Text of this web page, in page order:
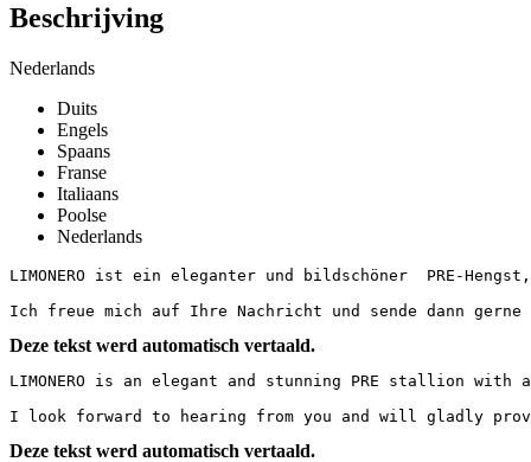
Beschrijving
Nederlands
Duits
Engels
Spaans
Franse
Italiaans
Poolse
Nederlands
LIMONERO ist ein eleganter und bildschöner  PRE-
Ich freue mich auf Ihre Nachricht und sende dann
Deze tekst werd automatisch vertaald.
LIMONERO is an elegant and stunning PRE stallion
I look forward to hearing from you and will gladly
Deze tekst werd automatisch vertaald.